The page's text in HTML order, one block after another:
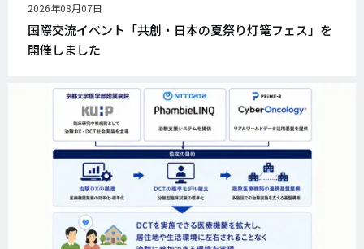
公
開
日
2026年08月07日
国際交流イベント「共創・日本の夏祭り灯篭フェス」を
開催しました